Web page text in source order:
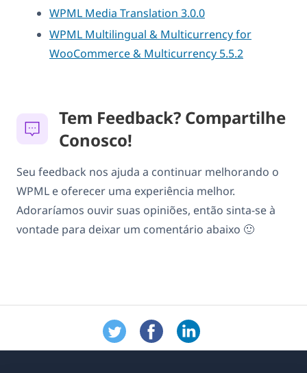
WPML Media Translation 3.0.0
WPML Multilingual & Multicurrency for
WooCommerce & Multicurrency 5.5.2
Tem Feedback? Compartilhe
Conosco!
Seu feedback nos ajuda a continuar melhorando o
WPML e oferecer uma experiência melhor.
Adoraríamos ouvir suas opiniões, então sinta-se à
vontade para deixar um comentário abaixo 🙂